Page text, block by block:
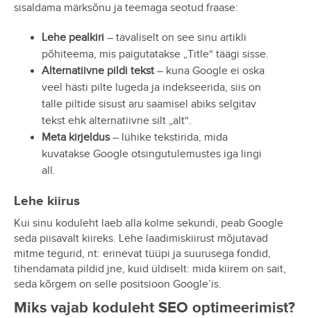
sisaldama märksõnu ja teemaga seotud fraase:
Lehe pealkiri – tavaliselt on see sinu artikli
põhiteema, mis paigutatakse „Title“ täägi sisse.
Alternatiivne pildi tekst – kuna Google ei oska
veel hästi pilte lugeda ja indekseerida, siis on
talle piltide sisust aru saamisel abiks selgitav
tekst ehk alternatiivne silt „alt“.
Meta kirjeldus– lühike tekstirida, mida
kuvatakse Google otsingutulemustes iga lingi
all.
Lehe kiirus
Kui sinu koduleht laeb alla kolme sekundi, peab Google
seda piisavalt kiireks. Lehe laadimiskiirust mõjutavad
mitme tegurid, nt: erinevat tüüpi ja suurusega fondid,
tihendamata pildid jne, kuid üldiselt: mida kiirem on sait,
seda kõrgem on selle positsioon Google’is.
Miks vajab koduleht SEO optimeerimist?